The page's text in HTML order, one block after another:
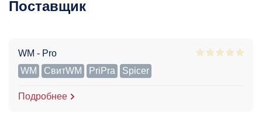
Поставщик
WM - Pro
WM
СвитWM PriPra Spicer
Подробнее